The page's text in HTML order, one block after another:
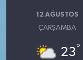
12 AĞUSTOS
ÇARŞAMBA
23°